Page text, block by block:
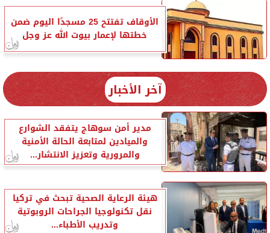
الأوقاف تفتتح 25 مسجدًا اليوم ضمن
خطتها لإعمار بيوت الله عز وجل
آخر الأخبار
مدير أمن سوهاج يتفقد الشوارع
والميادين لمتابعة الحالة الأمنية
والمرورية وتعزيز الانتشار...
هيئة الرعاية الصحية تبحث في تركيا
نقل تكنولوجيا الجراحات الروبوتية
وتدريب الأطباء...